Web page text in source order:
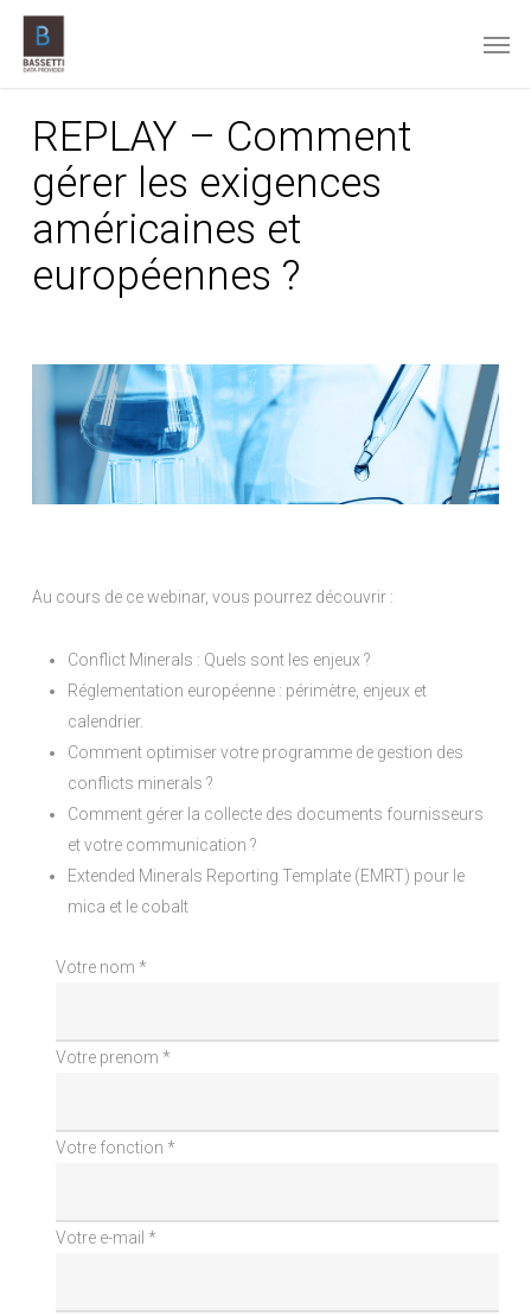
Skip
main
REPLAY – Comment
gérer les exigences
américaines et
européennes ?
Au cours de ce webinar, vous pourrez découvrir :
Conflict Minerals : Quels sont les enjeux ?
Réglementation européenne : périmètre, enjeux et
calendrier.
Comment optimiser votre programme de gestion des
conflicts minerals ?
Comment gérer la collecte des documents fournisseurs
et votre communication ?
Extended Minerals Reporting Template (EMRT) pour le
mica et le cobalt
Votre nom *
Votre prenom *
Votre fonction *
Votre e-mail *